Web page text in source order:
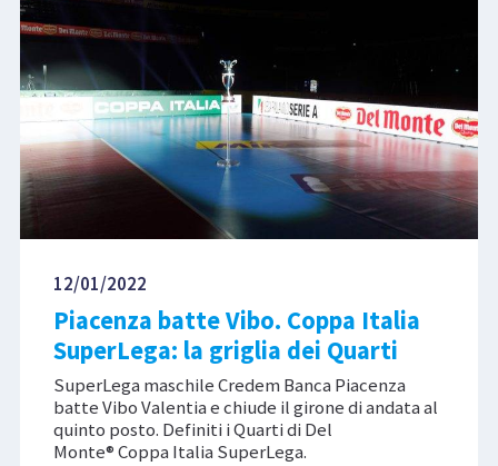
12/01/2022
Piacenza batte Vibo. Coppa Italia
SuperLega: la griglia dei Quarti
SuperLega maschile Credem Banca Piacenza
batte Vibo Valentia e chiude il girone di andata al
quinto posto. Definiti i Quarti di Del
Monte® Coppa Italia SuperLega.